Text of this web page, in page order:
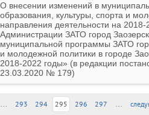
О внесении изменений в
образования, культуры, спорта и
направления деятельности на
Администрации ЗАТО город
муниципальной программы ЗАТО
и молодежной политики в городе
2018-2022 годы» (в редакции
23.03.2020 № 179)
... 293 294 295 296 297 ...